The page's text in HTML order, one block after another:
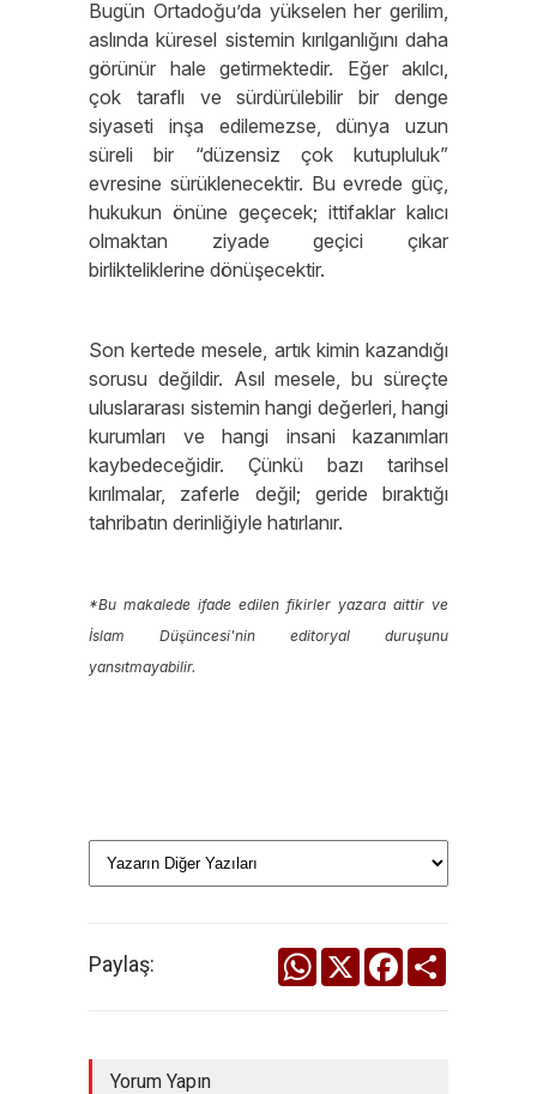
Bugün Ortadoğu’da yükselen her gerilim,
aslında küresel sistemin kırılganlığını daha
görünür hale getirmektedir. Eğer akılcı,
çok taraflı ve sürdürülebilir bir denge
siyaseti inşa edilemezse, dünya uzun
süreli bir “düzensiz çok kutupluluk”
evresine sürüklenecektir. Bu evrede güç,
hukukun önüne geçecek; ittifaklar kalıcı
olmaktan ziyade geçici çıkar
birlikteliklerine dönüşecektir.
Son kertede mesele, artık kimin kazandığı
sorusu değildir. Asıl mesele, bu süreçte
uluslararası sistemin hangi değerleri, hangi
kurumları ve hangi insani kazanımları
kaybedeceğidir. Çünkü bazı tarihsel
kırılmalar, zaferle değil; geride bıraktığı
tahribatın derinliğiyle hatırlanır.
*Bu makalede ifade edilen fikirler yazara aittir ve
İslam Düşüncesi'nin editoryal duruşunu
yansıtmayabilir.
Paylaş: WhatsApp
X Facebook
Yorum Yapın